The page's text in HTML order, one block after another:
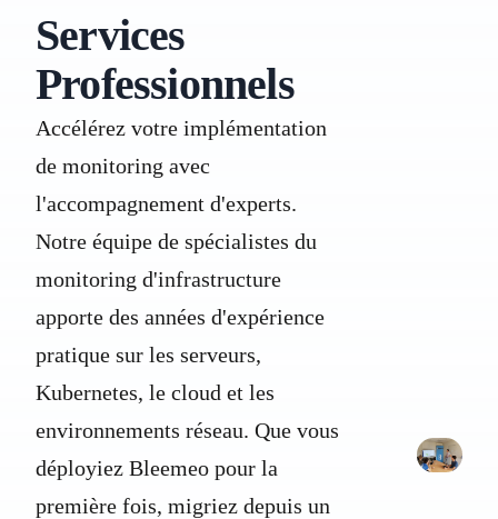
Services
Professionnels
Accélérez votre implémentation
de monitoring avec
l'accompagnement d'experts.
Notre équipe de spécialistes du
monitoring d'infrastructure
apporte des années d'expérience
pratique sur les serveurs,
Kubernetes, le cloud et les
environnements réseau. Que vous
déployiez Bleemeo pour la
première fois, migriez depuis un
We are online · Typically replies in a few minutes